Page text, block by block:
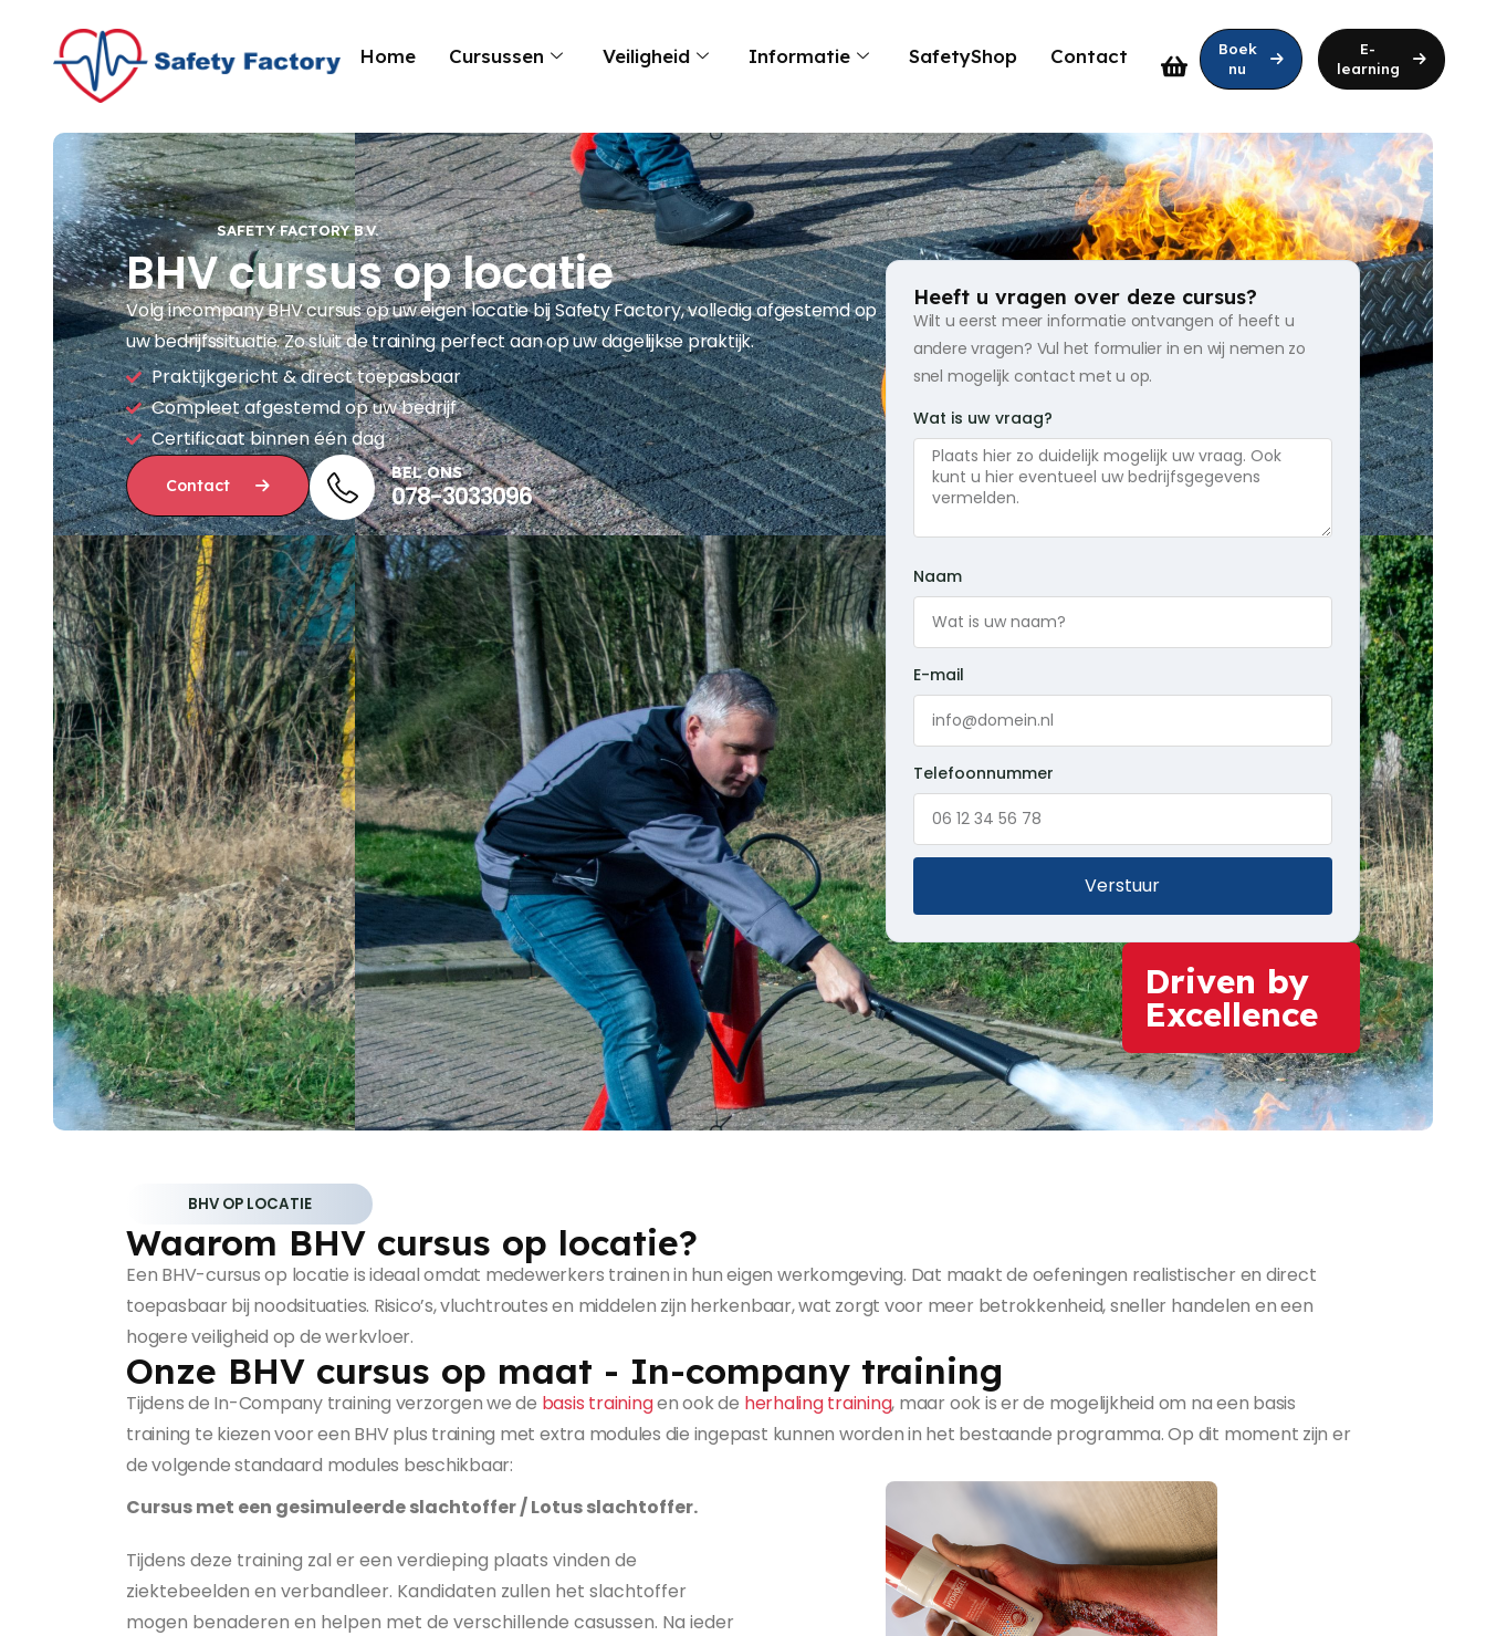
Home Cursussen Veiligheid Informatie SafetyShop Contact
Boek
nu
E-
learning
SAFETY FACTORY B.V.
BHV cursus op locatie
Volg incompany BHV cursus op uw eigen locatie bij Safety Factory, volledig afgestemd op
uw bedrijfssituatie. Zo sluit de training perfect aan op uw dagelijkse praktijk.
Praktijkgericht & direct toepasbaar
Compleet afgestemd op uw bedrijf
Certificaat binnen één dag
Contact
BEL ONS
078-3033096
Heeft u vragen over deze cursus?
Wilt u eerst meer informatie ontvangen of heeft u
andere vragen? Vul het formulier in en wij nemen zo
snel mogelijk contact met u op.
Wat is uw vraag?
Naam
E-mail
Telefoonnummer
Verstuur
Driven by
Excellence
BHV OP LOCATIE
Waarom BHV cursus op locatie?
Een BHV-cursus op locatie is ideaal omdat medewerkers trainen in hun eigen werkomgeving. Dat maakt de oefeningen realistischer en direct
toepasbaar bij noodsituaties. Risico’s, vluchtroutes en middelen zijn herkenbaar, wat zorgt voor meer betrokkenheid, sneller handelen en een
hogere veiligheid op de werkvloer.
Onze BHV cursus op maat - In-company training
Tijdens de In-Company training verzorgen we de basis trainingen ook de herhaling training, maar ook is er de mogelijkheid om na een basis
training te kiezen voor een BHV plus training met extra modules die ingepast kunnen worden in het bestaande programma. Op dit moment zijn er
de volgende standaard modules beschikbaar:
Cursus met een gesimuleerde slachtoffer / Lotus slachtoffer.
Tijdens deze training zal er een verdieping plaats vinden de
ziektebeelden en verbandleer. Kandidaten zullen het slachtoffer
mogen benaderen en helpen met de verschillende casussen. Na ieder